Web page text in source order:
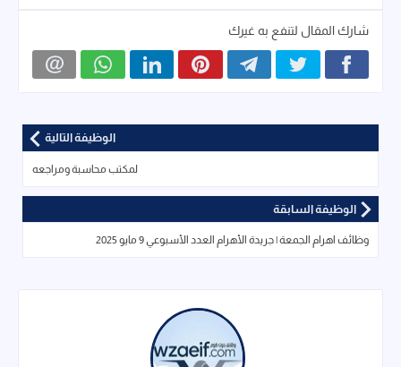
شارك المقال لتنفع به غيرك
الوظيفة التالية
لمكتب محاسبة ومراجعه
الوظيفة السابقة
وظائف اهرام الجمعة | جريدة الأهرام العدد الأسبوعي 9 مايو 2025